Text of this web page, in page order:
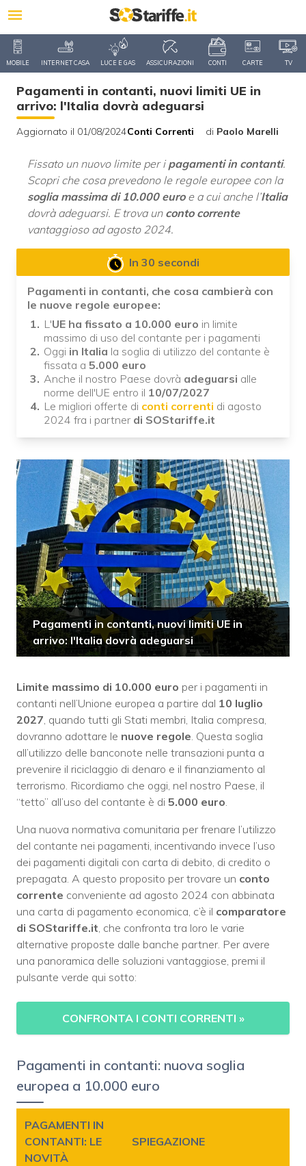
MOBILE INTERNET CASA LUCE E GAS ASSICURAZIONI CONTI CARTE TV
Pagamenti in contanti, nuovi limiti UE in
arrivo: l'Italia dovrà adeguarsi
Aggiornato il 01/08/2024Conti Correnti di Paolo Marelli
Fissato un nuovo limite per i pagamenti in contanti.
Scopri che cosa prevedono le regole europee con la
soglia massima di 10.000 euroe a cui anche l’Italia
dovrà adeguarsi. E trova un conto corrente
vantaggioso ad agosto 2024.
In 30 secondi
Pagamenti in contanti, che cosa cambierà con
le nuove regole europee:
L'UE ha fissato a 10.000 euro in limite
massimo di uso del contante per i pagamenti
Oggi in Italia la soglia di utilizzo del contante è
fissata a 5.000 euro
Anche il nostro Paese dovrà adeguarsi alle
norme dell'UE entro il 10/07/2027
Le migliori offerte di conti correnti di agosto
2024 fra i partner di SOStariffe.it
Pagamenti in contanti, nuovi limiti UE in
arrivo: l'Italia dovrà adeguarsi
Limite massimo di 10.000 euro per i pagamenti in
contanti nell’Unione europea a partire dal 10 luglio
2027, quando tutti gli Stati membri, Italia compresa,
dovranno adottare le nuove regole. Questa soglia
all’utilizzo delle banconote nelle transazioni punta a
prevenire il riciclaggio di denaro e il finanziamento al
terrorismo. Ricordiamo che oggi, nel nostro Paese, il
“tetto” all’uso del contante è di 5.000 euro.
Una nuova normativa comunitaria per frenare l’utilizzo
del contante nei pagamenti, incentivando invece l’uso
dei pagamenti digitali con carta di debito, di credito o
prepagata. A questo proposito per trovare un conto
corrente conveniente ad agosto 2024 con abbinata
una carta di pagamento economica, c’è il comparatore
di SOStariffe.it, che confronta tra loro le varie
alternative proposte dalle banche partner. Per avere
una panoramica delle soluzioni vantaggiose, premi il
pulsante verde qui sotto:
CONFRONTA I CONTI CORRENTI »
Pagamenti in contanti: nuova soglia
europea a 10.000 euro
PAGAMENTI IN
CONTANTI: LE
NOVITÀ
SPIEGAZIONE